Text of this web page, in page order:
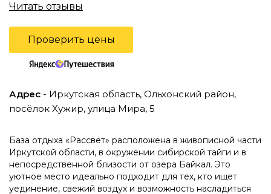
Читать отзывы
Проверить цены
Адрес - Иркутская область, Ольхонский район,
посёлок Хужир, улица Мира, 5
База отдыха «Рассвет» расположена в живописной части
Иркутской области, в окружении сибирской тайги и в
непосредственной близости от озера Байкал. Это
уютное место идеально подходит для тех, кто ищет
уединение, свежий воздух и возможность насладиться